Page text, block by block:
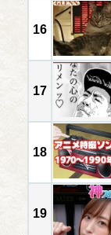
16
17
18
19